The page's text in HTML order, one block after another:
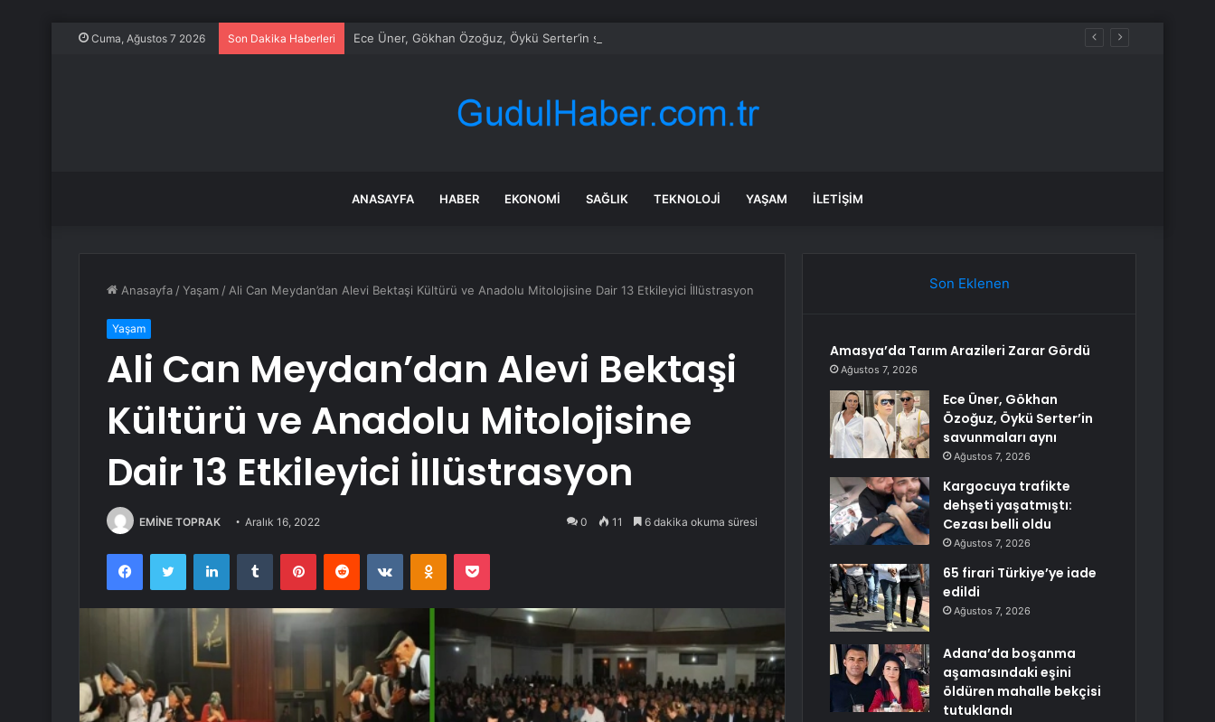
Cuma, Ağustos 7 2026 Son Dakika Haberleri Ece Üner, Gökhan Özoğuz, Öykü Serter’in savunmaları aynı
ANASAYFA HABER EKONOMI SAĞLIK TEKNOLOJI YAŞAM İLETIŞIM
Anasayfa /Yaşam / Ali Can Meydan’dan Alevi Bektaşi Kültürü ve Anadolu Mitolojisine Dair 13 Etkileyici İllüstrasyon
Yaşam
Ali Can Meydan’dan Alevi Bektaşi
Kültürü ve Anadolu Mitolojisine
Dair 13 Etkileyici İllüstrasyon
EMİNE TOPRAK Aralık 16, 2022 0 11 6 dakika okuma süresi
FacebookTwitter LinkedInTumblr PinterestReddit VKontakteOdnoklassniki
Pocket
Son Eklenen
Amasya’da Tarım Arazileri Zarar Gördü
Ağustos 7, 2026
Ece Üner, Gökhan
Özoğuz, Öykü Serter’in
savunmaları aynı
Ağustos 7, 2026
Kargocuya trafikte
dehşeti yaşatmıştı:
Cezası belli oldu
Ağustos 7, 2026
65 firari Türkiye’ye iade
edildi
Ağustos 7, 2026
Adana’da boşanma
aşamasındaki eşini
öldüren mahalle bekçisi
tutuklandı